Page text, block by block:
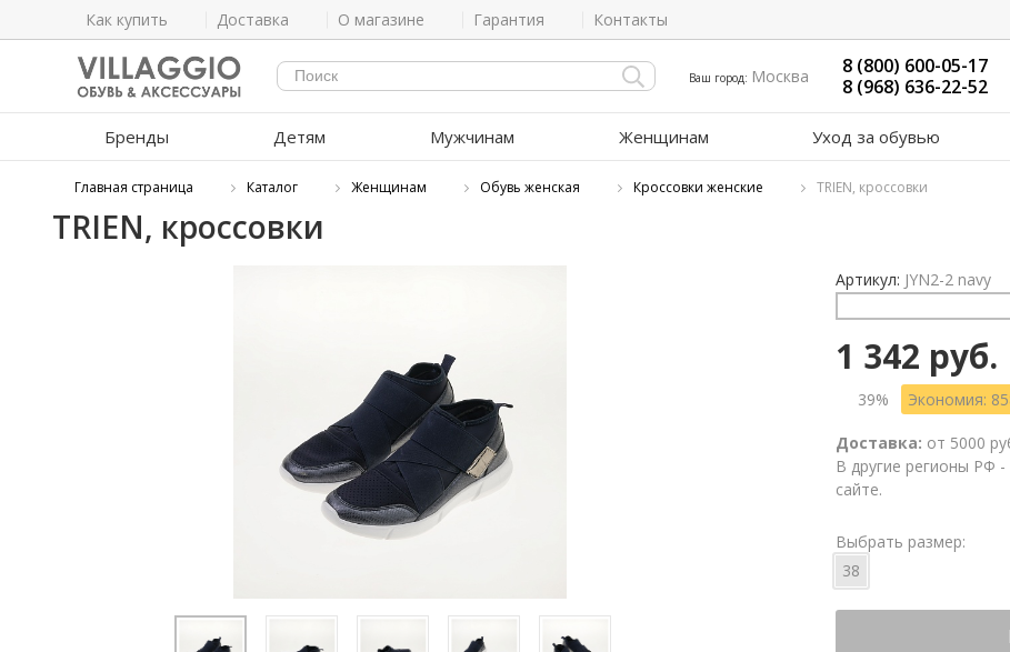
Как купить Доставка О магазине Гарантия Контакты
Ваш город: Москва
8 (800) 600-05-17
8 (968) 636-22-52
Бренды Детям Мужчинам Женщинам Уход за обувью
Главная страница Каталог Женщинам Обувь женская Кроссовки женские TRIEN, кроссовки
TRIEN, кроссовки
Артикул: JYN2-2 navy
1 342 руб.
39% Экономия:
Доставка: от 5000
В другие регионы РФ
сайте.
Выбрать размер:
38